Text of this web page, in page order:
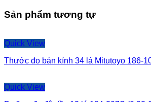
Sản phẩm tương tự
Quick View
Thước đo bán kính 34 lá Mitutoyo 186-
Quick View